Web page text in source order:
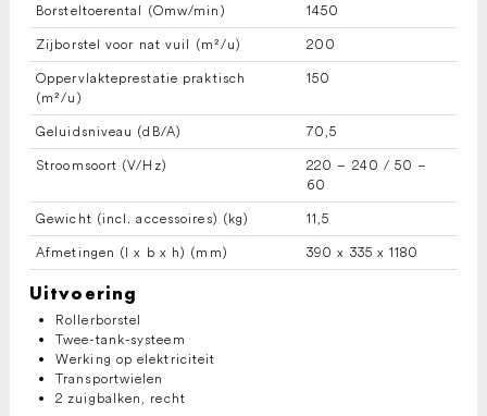
Borsteltoerental (Omw/min) 1450
Zijborstel voor nat vuil (m²/u) 200
Oppervlakteprestatie praktisch
(m²/u)
150
Geluidsniveau (dB/A) 70,5
Stroomsoort (V/Hz)
220 – 240 / 50 –
60
Gewicht (incl. accessoires) (kg) 11,5
Afmetingen (l x b x h) (mm) 390 x 335 x 1180
Uitvoering
Rollerborstel
Twee-tank-systeem
Werking op elektriciteit
Transportwielen
2 zuigbalken, recht